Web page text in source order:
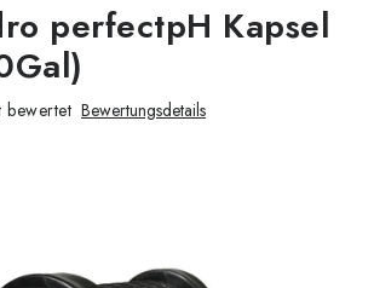
DEN HEIMANBAU
perfectpH Kapsel
bewertet Bewertungsdetails